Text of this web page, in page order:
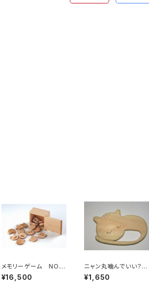
メモリーゲーム NO.5
833
¥16,500
ニャン丸噛んでいい？
歯固め NO5834
¥1,650